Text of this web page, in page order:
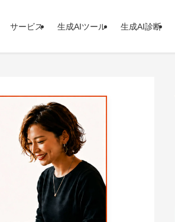
サービス 生成AIツール 生成AI診断